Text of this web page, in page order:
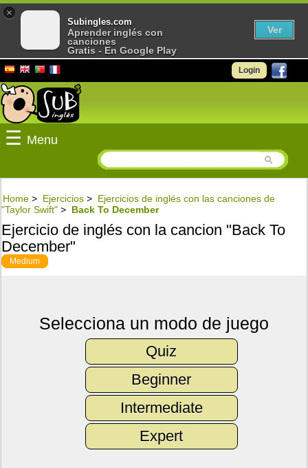
Login
☰ Menu
Home > Ejercicios > Ejercicios de inglés con las canciones de
"Taylor Swift" > Back To December
Ejercicio de inglés con la cancion "Back To
December"
Medium
Selecciona un modo de juego
Quiz
Beginner
Intermediate
Expert
×
Subingles.com
Aprender inglés con
canciones
Gratis - En Google Play
Ver